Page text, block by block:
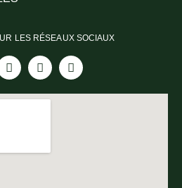
LES RÉSEAUX SOCIAUX